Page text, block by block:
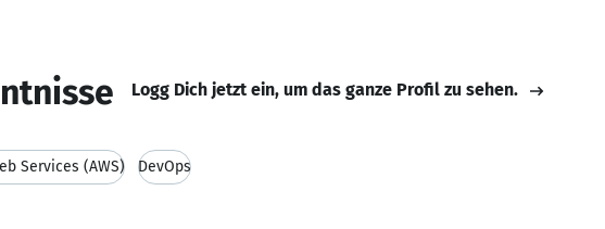
Logg Dich jetzt ein, um das ganze Profil zu sehen.
Services (AWS) DevOps